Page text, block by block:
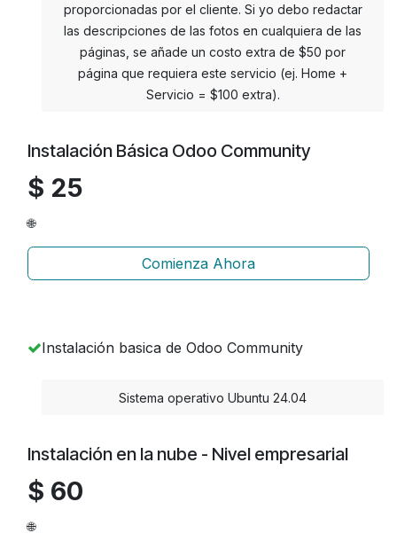
proporcionadas por el cliente. Si yo debo redactar
las descripciones de las fotos en cualquiera de las
páginas, se añade un costo extra de $50 por
página que requiera este servicio (ej. Home +
Servicio = $100 extra).
Instalación Básica Odoo Community
$ 25
🌐
Comienza Ahora
Instalación basica de Odoo Community
​Sistema operativo Ubuntu 24.04
Instalación en la nube - Nivel empresarial
$ 60
🌐